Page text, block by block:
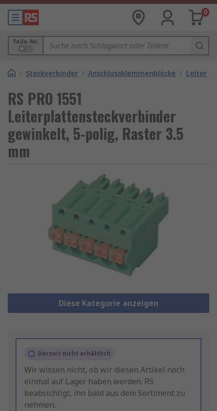
0
Teile-Nr.
/ Steckverbinder / Anschlussklemmenblöcke /
RS PRO 1551
Leiterplattensteckverbinder
gewinkelt, 5-polig, Raster 3.5
mm
Diese Kategorie anzeigen
Derzeit nicht erhältlich
Wir wissen nicht, ob wir diesen Artikel noch
einmal auf Lager haben werden. RS
beabsichtigt, ihn bald aus dem Sortiment zu
nehmen.